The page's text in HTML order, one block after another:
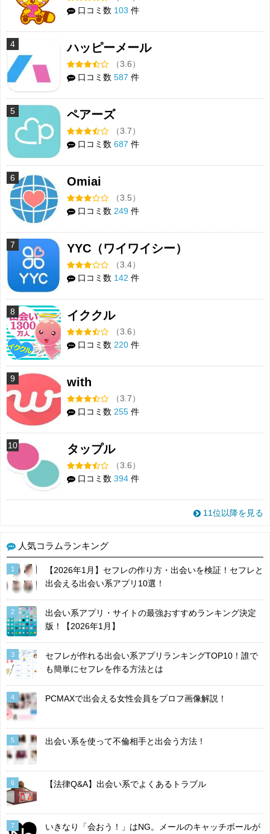
口コミ数 103 件
4 ハッピーメール
（3.6）
口コミ数 587 件
5 ペアーズ
（3.7）
口コミ数 687 件
6 Omiai
（3.5）
口コミ数 249 件
7 YYC（ワイワイシー）
（3.4）
口コミ数 142 件
8 イククル
（3.6）
口コミ数 220 件
9 with
（3.7）
口コミ数 255 件
10 タップル
（3.6）
口コミ数 394 件
11位以降を見る
人気コラムランキング
1
【2026年1月】セフレの作り方・出会いを検証！セフレと
出会える出会い系アプリ10選！
2
出会い系アプリ・サイトの最強おすすめランキング決定
版！【2026年1月】
3
セフレが作れる出会い系アプリランキングTOP10！誰で
も簡単にセフレを作る方法とは
4 PCMAXで出会える女性会員をプロフ画像解説！
5 出会い系を使って不倫相手と出会う方法！
6 【法律Q&A】出会い系でよくあるトラブル
7
いきなり「会おう！」はNG。メールのキャッチボールが